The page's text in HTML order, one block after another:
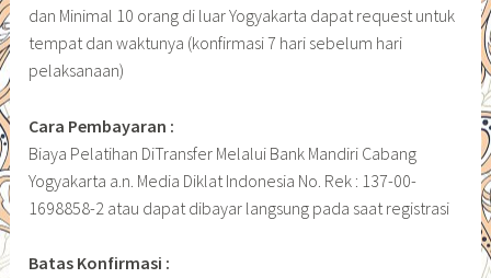
dan Minimal 10 orang di luar Yogyakarta dapat request untuk
tempat dan waktunya (konfirmasi 7 hari sebelum hari
pelaksanaan)
Cara Pembayaran :
Biaya Pelatihan DiTransfer Melalui Bank Mandiri Cabang
Yogyakarta a.n. Media Diklat Indonesia No. Rek : 137-00-
1698858-2 atau dapat dibayar langsung pada saat registrasi
Batas Konfirmasi :